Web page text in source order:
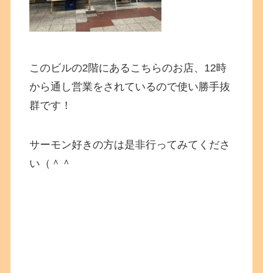
このビルの2階にあるこちらのお店、12時
から通し営業をされているので使い勝手抜
群です！
サーモン好きの方は是非行ってみてくださ
い（＾＾